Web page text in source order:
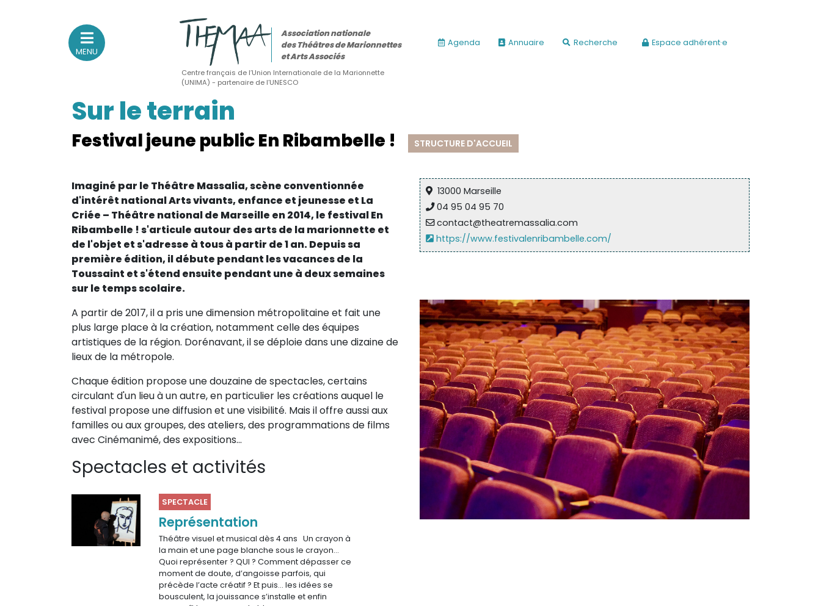
Association nationale
des Théâtres de Marionnettes
(Actualités, annonces, vie professionnelle)
Sur le vif
(Agenda, spectacles, événements des adhérents)
Sur le fond
(Fonctionnement, gouvernance, groupes de travail, partenaires)
Sur le terrain
Sur l’étagère
(Documents, études, publications)
MENU
Association nationale
des Théâtres de Marionnettes
et Arts Associés
Centre français de l’Union Internationale de la Marionnette
(UNIMA) - partenaire de l’UNESCO
Agenda Annuaire Recherche Espace adhérent·e
Sur le terrain
Festival jeune public En Ribambelle ! STRUCTURE D'ACCUEIL
Imaginé par le Théâtre Massalia, scène conventionnée
d'intérêt national Arts vivants, enfance et jeunesse et La
Criée – Théâtre national de Marseille en 2014, le festival En
Ribambelle ! s'articule autour des arts de la marionnette et
de l'objet et s'adresse à tous à partir de 1 an. Depuis sa
première édition, il débute pendant les vacances de la
Toussaint et s'étend ensuite pendant une à deux semaines
sur le temps scolaire.
A partir de 2017, il a pris une dimension métropolitaine et fait une
plus large place à la création, notamment celle des équipes
artistiques de la région. Dorénavant, il se déploie dans une dizaine de
lieux de la métropole.
Chaque édition propose une douzaine de spectacles, certains
circulant d'un lieu à un autre, en particulier les créations auquel le
festival propose une diffusion et une visibilité. Mais il offre aussi aux
familles ou aux groupes, des ateliers, des programmations de films
avec Cinémanimé, des expositions...
Spectacles et activités
SPECTACLE
Représentation
Théâtre visuel et musical dès 4 ans Un crayon à
la main et une page blanche sous le crayon…
Quoi représenter ? QUI ? Comment dépasser ce
moment de doute, d’angoisse parfois, qui
précède l’acte créatif ? Et puis… les idées se
bousculent, la jouissance s’installe et enfin
13000 Marseille
04 95 04 95 70
contact@theatremassalia.com
https://www.festivalenribambelle.com/